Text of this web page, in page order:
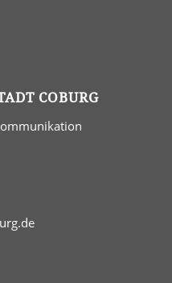
COBURG